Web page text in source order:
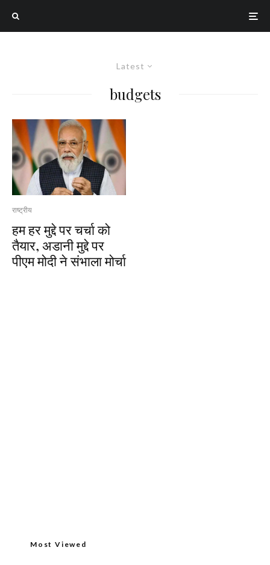
Latest
budgets
राष्ट्रीय
हम हर मुद्दे पर चर्चा को
तैयार, अडानी मुद्दे पर
पीएम मोदी ने संभाला मोर्चा
Most Viewed